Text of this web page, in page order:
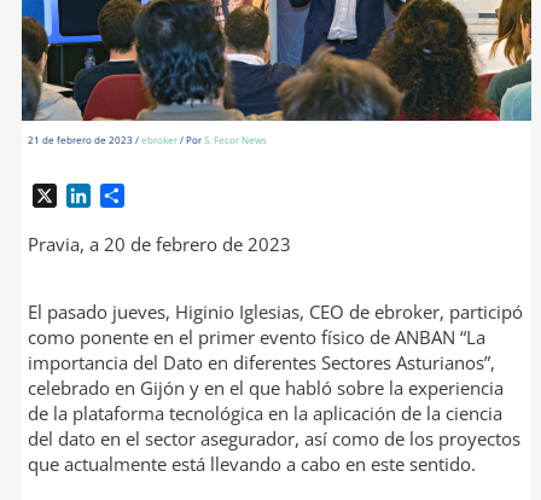
21 de febrero de 2023 /ebroker/ PorS. Fecor News
n
d
I
n
m
r
t
i
r
Pravia, a 20 de febrero de 2023
El pasado jueves, Higinio Iglesias, CEO de ebroker, participó
como ponente en el primer evento físico de ANBAN “La
importancia del Dato en diferentes Sectores Asturianos”,
celebrado en Gijón y en el que habló sobre la experiencia
de la plataforma tecnológica en la aplicación de la ciencia
del dato en el sector asegurador, así como de los proyectos
que actualmente está llevando a cabo en este sentido.